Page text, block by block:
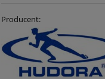
Producent: